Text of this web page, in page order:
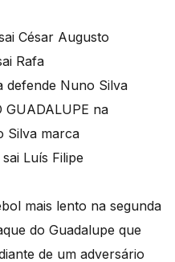
César Augusto
Rafa
defende Nuno Silva
GUADALUPE na
Silva marca
Luís Filipe
mais lento na segunda
do Guadalupe que
de um adversário